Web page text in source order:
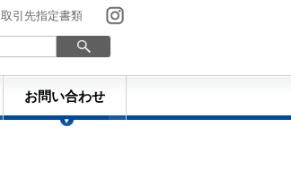
取引先指定書類
お問い合わせ